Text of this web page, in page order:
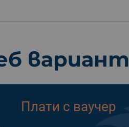
вариант
Плати с ваучер